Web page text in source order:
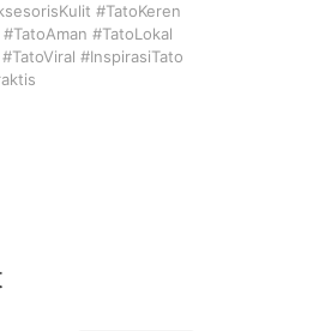
#TatoKeren
#TatoLokal
#InspirasiTato